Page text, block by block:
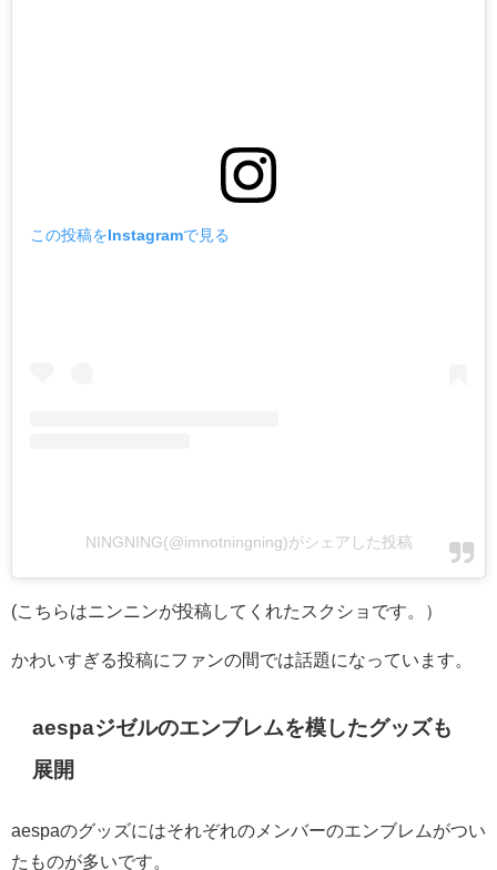
この投稿をInstagramで見る
NINGNING(@imnotningning)がシェアした投稿
(こちらはニンニンが投稿してくれたスクショです。）
かわいすぎる投稿にファンの間では話題になっています。
aespaジゼルのエンブレムを模したグッズも
展開
aespaのグッズにはそれぞれのメンバーのエンブレムがつい
たものが多いです。